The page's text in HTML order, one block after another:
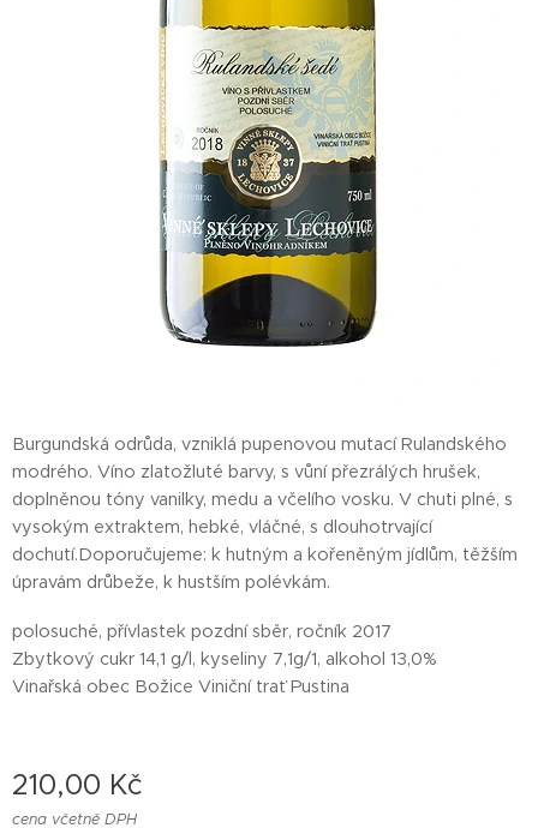
Burgundská odrůda, vzniklá pupenovou mutací Rulandského
modrého. Víno zlatožluté barvy, s vůní přezrálých hrušek,
doplněnou tóny vanilky, medu a včelího vosku. V chuti plné, s
vysokým extraktem, hebké, vláčné, s dlouhotrvající
dochutí.Doporučujeme: k hutným a kořeněným jídlům, těžším
úpravám drůbeže, k hustším polévkám.
polosuché, přívlastek pozdní sběr, ročník 2017
Zbytkový cukr 14,1 g/l, kyseliny 7,1g/1, alkohol 13,0%
Vinařská obec Božice Viniční trať Pustina
210,00 Kč
cena včetně DPH